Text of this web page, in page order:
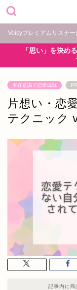
Voicyプレミアムリスナ
「思い」を決め
潜在意識で恋愛成就 PR
片想い・恋
テクニック
記事内に商